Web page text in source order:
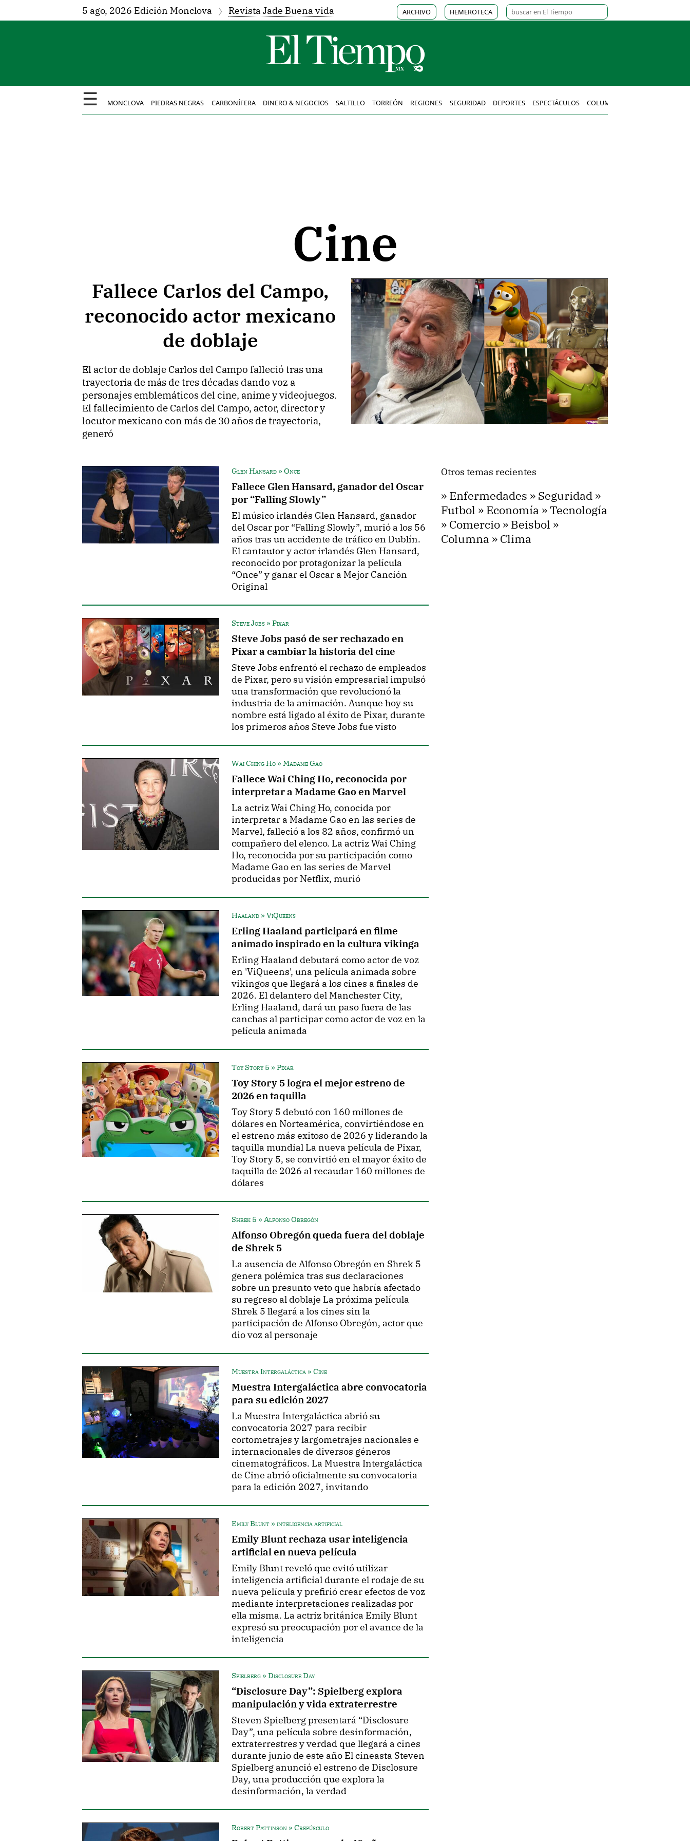
5 ago, 2026 Edición Monclova Revista Jade Buena vida HEMEROTECA
ARCHIVO
☰ MONCLOVA PIEDRAS NEGRAS CARBONÍFERA DINERO & NEGOCIOS SALTILLO TORREÓN REGIONES SEGURIDAD DEPORTES ESPECTÁCULOS COLUMNAS
Cine
Fallece Carlos del Campo,
reconocido actor mexicano
de doblaje
El actor de doblaje Carlos del Campo falleció tras una
trayectoria de más de tres décadas dando voz a
personajes emblemáticos del cine, anime y videojuegos.
El fallecimiento de Carlos del Campo, actor, director y
locutor mexicano con más de 30 años de trayectoria,
generó
Glen Hansard » Once
Fallece Glen Hansard, ganador del Oscar
por “Falling Slowly”
El músico irlandés Glen Hansard, ganador
del Oscar por “Falling Slowly”, murió a los 56
años tras un accidente de tráfico en Dublín.
El cantautor y actor irlandés Glen Hansard,
reconocido por protagonizar la película
“Once” y ganar el Oscar a Mejor Canción
Original
Steve Jobs » Pixar
Steve Jobs pasó de ser rechazado en
Pixar a cambiar la historia del cine
Steve Jobs enfrentó el rechazo de empleados
de Pixar, pero su visión empresarial impulsó
una transformación que revolucionó la
industria de la animación. Aunque hoy su
nombre está ligado al éxito de Pixar, durante
los primeros años Steve Jobs fue visto
Wai Ching Ho » Madame Gao
Fallece Wai Ching Ho, reconocida por
interpretar a Madame Gao en Marvel
La actriz Wai Ching Ho, conocida por
interpretar a Madame Gao en las series de
Marvel, falleció a los 82 años, confirmó un
compañero del elenco. La actriz Wai Ching
Ho, reconocida por su participación como
Madame Gao en las series de Marvel
producidas por Netflix, murió
Haaland » ViQueens
Erling Haaland participará en filme
animado inspirado en la cultura vikinga
Erling Haaland debutará como actor de voz
en 'ViQueens', una película animada sobre
vikingos que llegará a los cines a finales de
2026. El delantero del Manchester City,
Erling Haaland, dará un paso fuera de las
canchas al participar como actor de voz en la
película animada
Toy Story 5 » Pixar
Toy Story 5 logra el mejor estreno de
2026 en taquilla
Toy Story 5 debutó con 160 millones de
dólares en Norteamérica, convirtiéndose en
el estreno más exitoso de 2026 y liderando la
taquilla mundial La nueva película de Pixar,
Toy Story 5, se convirtió en el mayor éxito de
taquilla de 2026 al recaudar 160 millones de
dólares
Shrek 5 » Alfonso Obregón
Alfonso Obregón queda fuera del doblaje
de Shrek 5
La ausencia de Alfonso Obregón en Shrek 5
genera polémica tras sus declaraciones
sobre un presunto veto que habría afectado
su regreso al doblaje La próxima película
Shrek 5 llegará a los cines sin la
participación de Alfonso Obregón, actor que
dio voz al personaje
Muestra Intergaláctica » Cine
Muestra Intergaláctica abre convocatoria
para su edición 2027
La Muestra Intergaláctica abrió su
convocatoria 2027 para recibir
cortometrajes y largometrajes nacionales e
internacionales de diversos géneros
cinematográficos. La Muestra Intergaláctica
de Cine abrió oficialmente su convocatoria
para la edición 2027, invitando
Emily Blunt » inteligencia artificial
Emily Blunt rechaza usar inteligencia
artificial en nueva película
Emily Blunt reveló que evitó utilizar
inteligencia artificial durante el rodaje de su
nueva película y prefirió crear efectos de voz
mediante interpretaciones realizadas por
ella misma. La actriz británica Emily Blunt
expresó su preocupación por el avance de la
inteligencia
Spielberg » Disclosure Day
“Disclosure Day”: Spielberg explora
manipulación y vida extraterrestre
Steven Spielberg presentará “Disclosure
Day”, una película sobre desinformación,
extraterrestres y verdad que llegará a cines
durante junio de este año El cineasta Steven
Spielberg anunció el estreno de Disclosure
Day, una producción que explora la
desinformación, la verdad
Robert Pattinson » Crepúsculo
Otros temas recientes
» Enfermedades » Seguridad»
Futbol » Economía »Tecnología
» Comercio» Beisbol »
Columna » Clima